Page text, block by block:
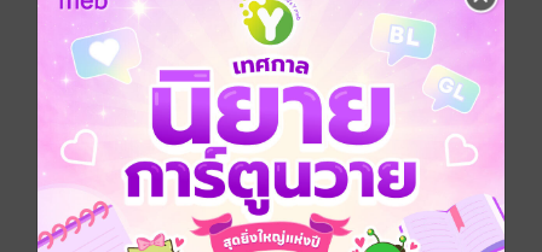
หนังสือเล่มนี้มีวางขายที่ MEB ในรูปแบบ
หนังสือเสียงด้วยนะ หากสนใจสามารถเลือก
ซื้อแล้วเปิดฟังได้เลยจ้ะ
เวอร์ชันหนังสือเสียง
เล่มอื่นๆ ในซีรีส์ ดูทั้งหมด